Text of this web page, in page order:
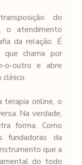
do
o atendimento
da relação. É
chama por
o-outro e abre
terapia online, o
Na verdade,
forma. Como
fundadoras da
que a
do todo